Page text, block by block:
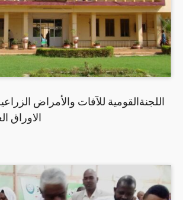
اللجنةالقومية للآفات والأمراض
الاوراق